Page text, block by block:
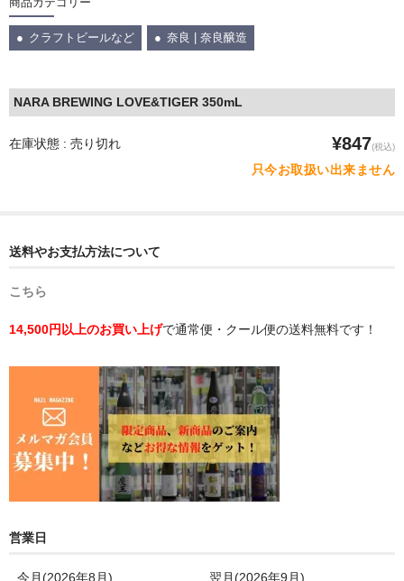
クラフトビールなど 奈良 | 奈良醸造
NARA BREWING LOVE&TIGER 350mL
在庫状態 : 売り切れ ¥847(税込)
只今お取扱い出来ません
送料やお支払方法について
こちら
14,500円以上のお買い上げで通常便・クール便の送料無料です！
営業日
今月(2026年8月) 翌月(2026年9月)